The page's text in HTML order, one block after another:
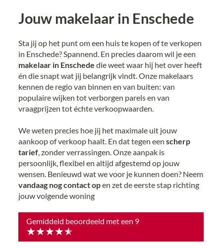
Jouw makelaar in Enschede
Sta jij op het punt om een huis te kopen of te verkopen
in Enschede? Spannend. En precies daarom wil je een
makelaar in Enschede die weet waar hij het over heeft
én die snapt wat jij belangrijk vindt. Onze makelaars
kennen de regio van binnen en van buiten: van
populaire wijken tot verborgen parels en van
vraagprijzen tot échte verkoopwaarden.
We weten precies hoe jij het maximale uit jouw
aankoop of verkoop haalt. En dat tegen een scherp
tarief, zonder verrassingen. Onze aanpak is
persoonlijk, flexibel en altijd afgestemd op jouw
wensen. Benieuwd wat we voor je kunnen doen? Neem
vandaag nog contact open zet de eerste stap richting
jouw volgende woning
Gemiddeld beoordeeld met een 9